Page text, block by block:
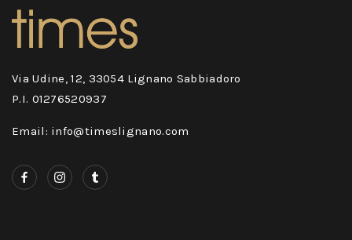
Via Udine, 12, 33054 Lignano Sabbiadoro
P.I. 01276520937
Email: info@timeslignano.com